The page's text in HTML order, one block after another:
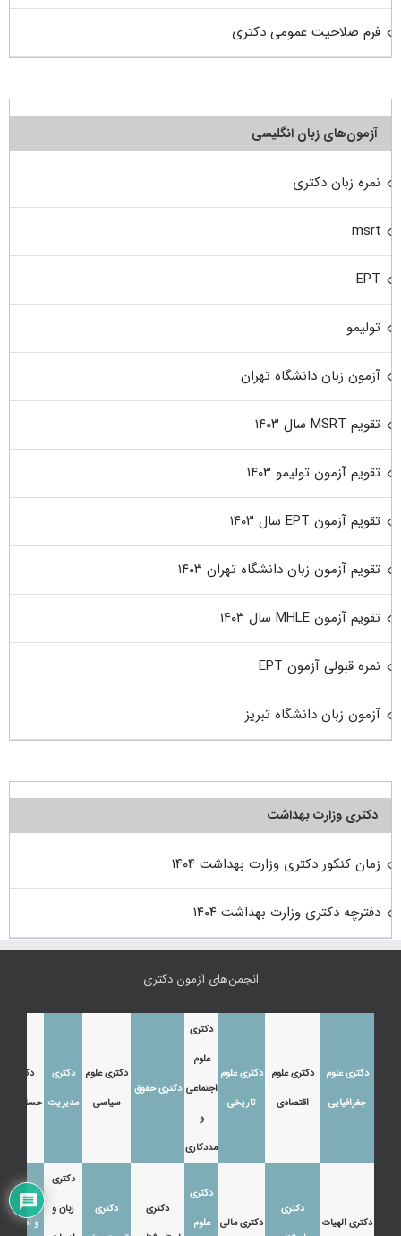
فرم صلاحیت عمومی دکتری
آزمون‌های زبان انگلیسی
نمره زبان دکتری
msrt
EPT
تولیمو
آزمون زبان دانشگاه تهران
تقویم MSRT سال ۱۴۰۳
تقویم آزمون تولیمو ۱۴۰۳
تقویم آزمون EPT سال ۱۴۰۳
تقویم آزمون زبان دانشگاه تهران ۱۴۰۳
تقویم آزمون MHLE سال ۱۴۰۳
نمره قبولی آزمون EPT
آزمون زبان دانشگاه تبریز
دکتری وزارت بهداشت
زمان کنکور دکتری وزارت بهداشت ۱۴۰۴
دفترچه دکتری وزارت بهداشت ۱۴۰۴
انجمن‌های آزمون دکتری
دکتری علوم
جغرافیایی
دکتری علوم
اقتصادی
دکتری علوم
تاریخی
دکتری
علوم
اجتماعی
و
مددکاری
دکتری حقوق
دکتری علوم
سیاسی
دکتری
مدیریت
دکتری
حسابداری
دکتری الهیات
دکتری
دکتری مالی
دکتری
علوم
دکتری
دکتری
دکتری
زبان و
دکتری زبان
و ادبیات